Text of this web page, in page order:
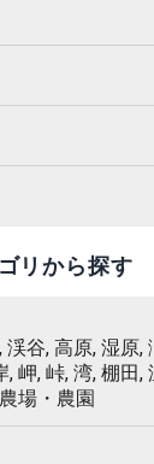
リから探す
渓谷, 高原, 湿原,
, 岬, 峠, 湾, 棚田,
場・農園